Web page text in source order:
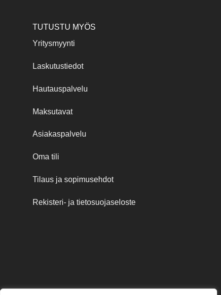
TUTUSTU MYÖS
Yritysmyynti
Laskutustiedot
Hautauspalvelu
Maksutavat
Asiakaspalvelu
Oma tili
Tilaus ja sopimusehdot
Rekisteri- ja tietosuojaseloste